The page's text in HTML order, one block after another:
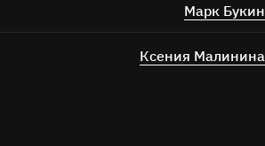
Марк Букин
Ксения Малинина